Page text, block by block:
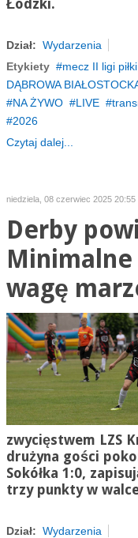
Łódzki.
Dział: Wydarzenia
Etykiety
mecz II ligi
DĄBROWA
NA ŻYWO
LIVE
2026
Czytaj dalej...
niedziela, 08 czerwiec 2025 20:55
Derby
wagę
zwycięstwem LZS
drużyna gości
Sokółka 1:0,
trzy punkty w
Dział: Wydarzenia